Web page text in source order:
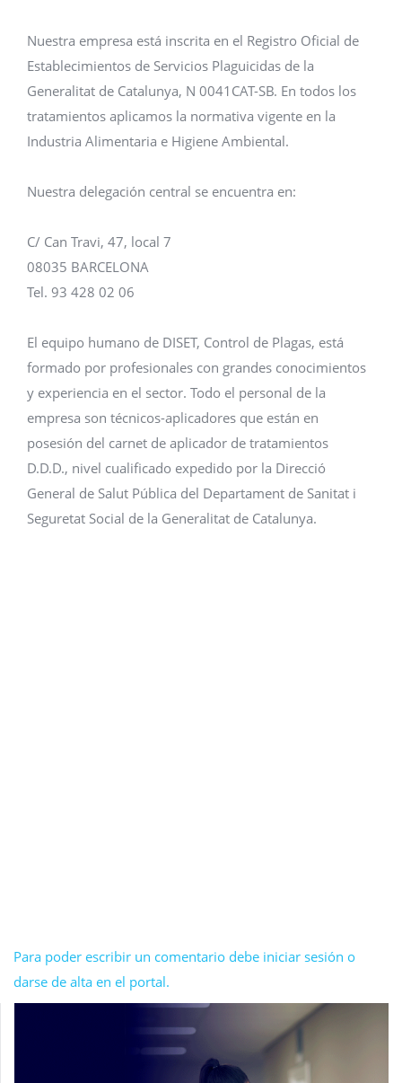
Nuestra empresa está inscrita en el Registro Oficial de
Establecimientos de Servicios Plaguicidas de la
Generalitat de Catalunya, N 0041CAT-SB. En todos los
tratamientos aplicamos la normativa vigente en la
Industria Alimentaria e Higiene Ambiental.
Nuestra delegación central se encuentra en:
C/ Can Travi, 47, local 7
08035 BARCELONA
Tel. 93 428 02 06
El equipo humano de DISET, Control de Plagas, está
formado por profesionales con grandes conocimientos
y experiencia en el sector. Todo el personal de la
empresa son técnicos-aplicadores que están en
posesión del carnet de aplicador de tratamientos
D.D.D., nivel cualificado expedido por la Direcció
General de Salut Pública del Departament de Sanitat i
Seguretat Social de la Generalitat de Catalunya.
Para poder escribir un comentario debe iniciar sesión o
darse de alta en el portal.